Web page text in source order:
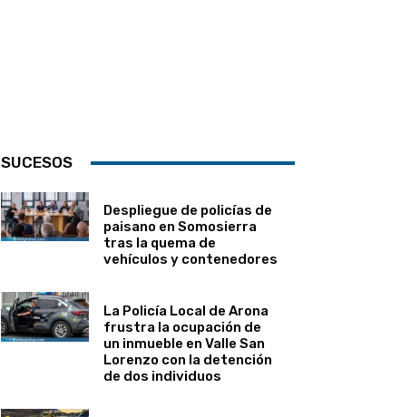
SUCESOS
Despliegue de policías de
paisano en Somosierra
tras la quema de
vehículos y contenedores
La Policía Local de Arona
frustra la ocupación de
un inmueble en Valle San
Lorenzo con la detención
de dos individuos